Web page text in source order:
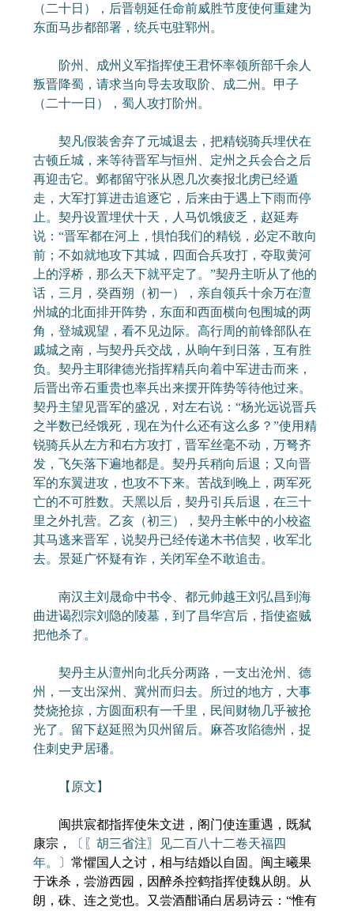
（二十日），后晋朝延任命前威胜节度使何重建为
东面马步都部署，统兵屯驻郓州。
阶州、成州义军指挥使王君怀率领所部千余人
叛晋降蜀，请求当向导去攻取阶、成二州。甲子
（二十一日），蜀人攻打阶州。
契凡假装舍弃了元城退去，把精锐骑兵埋伏在
古顿丘城，来等待晋军与恒州、定州之兵会合之后
再迎击它。邺都留守张从恩几次奏报北虏已经遁
走，大军打算进击追逐它，后来由于遇上下雨而停
止。契丹设置埋伏十天，人马饥饿疲乏，赵延寿
说：“晋军都在河上，惧怕我们的精锐，必定不敢向
前；不如就地攻下其城，四面合兵攻打，夺取黄河
上的浮桥，那么天下就平定了。”契丹主听从了他的
话，三月，癸酉朔（初一），亲自领兵十余万在澶
州城的北面排开阵势，东面和西面横向包围城的两
角，登城观望，看不见边际。高行周的前锋部队在
戚城之南，与契丹兵交战，从晌午到日落，互有胜
负。契丹主耶律德光指挥精兵向着中军进击而来，
后晋出帝石重贵也率兵出来摆开阵势等待他过来。
契丹主望见晋军的盛况，对左右说：“杨光远说晋兵
之半数已经饿死，现在为什么还有这么多？”使用精
锐骑兵从左方和右方攻打，晋军丝毫不动，万弩齐
发，飞矢落下遍地都是。契丹兵稍向后退；又向晋
军的东翼进攻，也攻不下来。苦战到晚上，两军死
亡的不可胜数。天黑以后，契丹引兵后退，在三十
里之外扎营。乙亥（初三），契丹主帐中的小校盗
其马逃来晋军，说契丹已经传递木书信契，收军北
去。景延广怀疑有诈，关闭军垒不敢追击。
南汉主刘晟命中书令、都元帅越王刘弘昌到海
曲进谒烈宗刘隐的陵墓，到了昌华宫后，指使盗贼
把他杀了。
契丹主从澶州向北兵分两路，一支出沧州、德
州，一支出深州、冀州而归去。所过的地方，大事
焚烧抢掠，方圆面积有一千里，民间财物几乎被抢
光了。留下赵延照为贝州留后。麻荅攻陷德州，捉
住刺史尹居璠。
【原文】
闽拱宸都指挥使朱文进，阁门使连重遇，既弑
康宗，
〔〖胡三省注〗见二百八十二卷天福四
年。〕 常懼国人之讨，相与结婚以自固。闽主曦果
于诛杀，尝游西园，因醉杀控鹤指挥使魏从朗。从
朗，硃、连之党也。又尝酒酣诵白居易诗云：“惟有